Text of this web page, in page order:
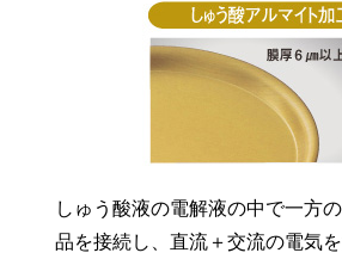
しゅう酸液の電解液の中で一方
品を接続し、直流＋交流の電気